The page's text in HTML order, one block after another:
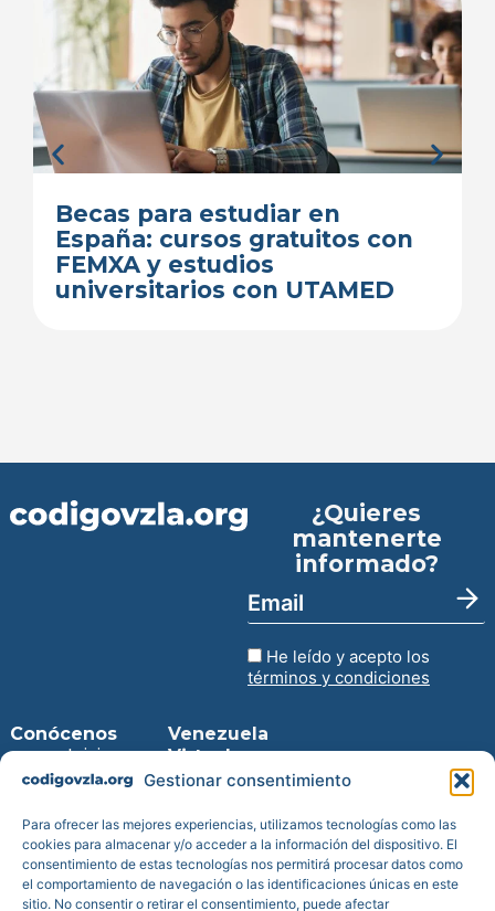
Gestionar consentimiento
Para ofrecer las mejores experiencias, utilizamos tecnologías como las
cookies para almacenar y/o acceder a la información del dispositivo. El
consentimiento de estas tecnologías nos permitirá procesar datos como
el comportamiento de navegación o las identificaciones únicas en este
sitio. No consentir o retirar el consentimiento, puede afectar
Becas para estudiar en
España: cursos gratuitos con
FEMXA y estudios
universitarios con UTAMED
¿Quieres
mantenerte
informado?
He leído y acepto los
términos y condiciones
Conócenos
Inicio
Prensa
Transparencia
Reportes de
impacto
Venezuela
Virtual
Entra en la
web
Descarga
para iPhone
Descarga
para
Android